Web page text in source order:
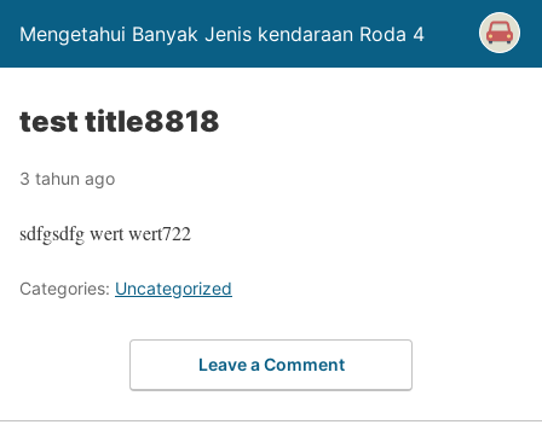
Mengetahui Banyak Jenis kendaraan Roda 4
test title8818
3 tahun ago
sdfgsdfg wert wert722
Categories: Uncategorized
Leave a Comment